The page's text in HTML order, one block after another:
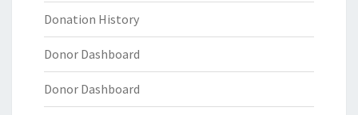
Donation History
Donor Dashboard
Donor Dashboard